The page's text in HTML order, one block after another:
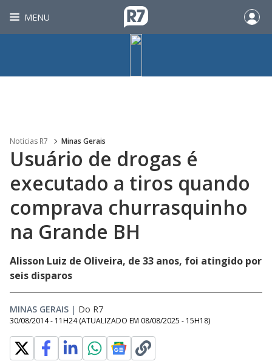
MENU
Noticias R7 Minas Gerais
Usuário de drogas é
executado a tiros quando
comprava churrasquinho
na Grande BH
Alisson Luiz de Oliveira, de 33 anos, foi atingido por
seis disparos
MINAS GERAIS | Do R7
30/08/2014 - 11H24 (ATUALIZADO EM 08/08/2025 - 15H18)